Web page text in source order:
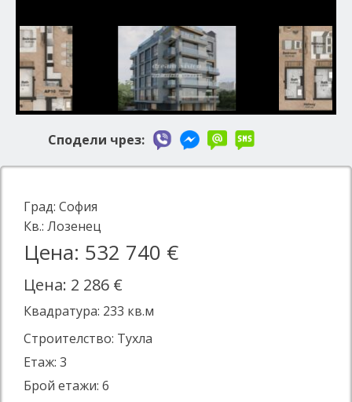
Сподели чрез:
Град: София
Кв.: Лозенец
Цена: 532 740 €
Цена: 2 286 €
Квадратура: 233 кв.м
Строителство: Тухла
Етаж: 3
Брой етажи: 6